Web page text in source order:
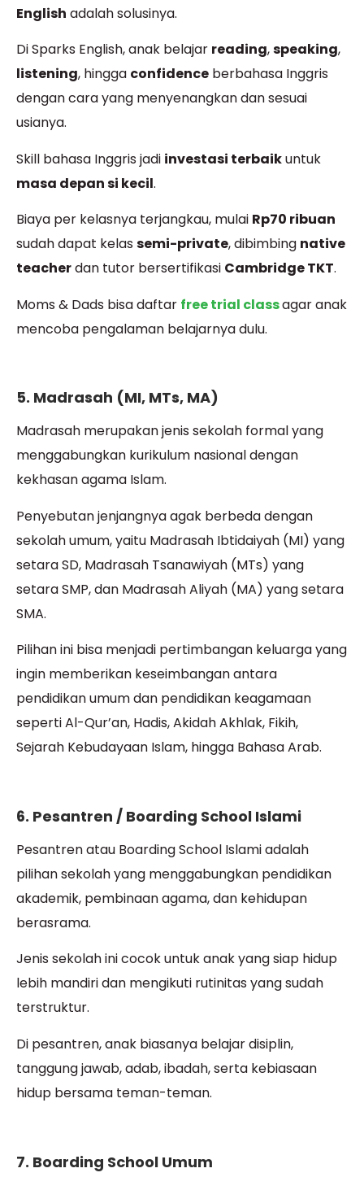
English adalah solusinya.
Di Sparks English, anak belajar reading,speaking,
listening, hingga confidence berbahasa Inggris
dengan cara yang menyenangkan dan sesuai
usianya.
Skill bahasa Inggris jadi investasi terbaikuntuk
masa depan si kecil.
Biaya per kelasnya terjangkau, mulai Rp70 ribuan
sudah dapat kelas semi-private, dibimbing native
teacherdan tutor bersertifikasi Cambridge TKT.
Moms & Dads bisa daftar free trial classagar anak
mencoba pengalaman belajarnya dulu.
5. Madrasah (MI, MTs, MA)
Madrasah merupakan jenis sekolah formal yang
menggabungkan kurikulum nasional dengan
kekhasan agama Islam.
Penyebutan jenjangnya agak berbeda dengan
sekolah umum, yaitu Madrasah Ibtidaiyah (MI) yang
setara SD, Madrasah Tsanawiyah (MTs) yang
setara SMP, dan Madrasah Aliyah (MA) yang setara
SMA.
Pilihan ini bisa menjadi pertimbangan keluarga yang
ingin memberikan keseimbangan antara
pendidikan umum dan pendidikan keagamaan
seperti Al-Qur’an, Hadis, Akidah Akhlak, Fikih,
Sejarah Kebudayaan Islam, hingga Bahasa Arab.
6. Pesantren / Boarding School Islami
Pesantren atau Boarding School Islami adalah
pilihan sekolah yang menggabungkan pendidikan
akademik, pembinaan agama, dan kehidupan
berasrama.
Jenis sekolah ini cocok untuk anak yang siap hidup
lebih mandiri dan mengikuti rutinitas yang sudah
terstruktur.
Di pesantren, anak biasanya belajar disiplin,
tanggung jawab, adab, ibadah, serta kebiasaan
hidup bersama teman-teman.
7. Boarding School Umum